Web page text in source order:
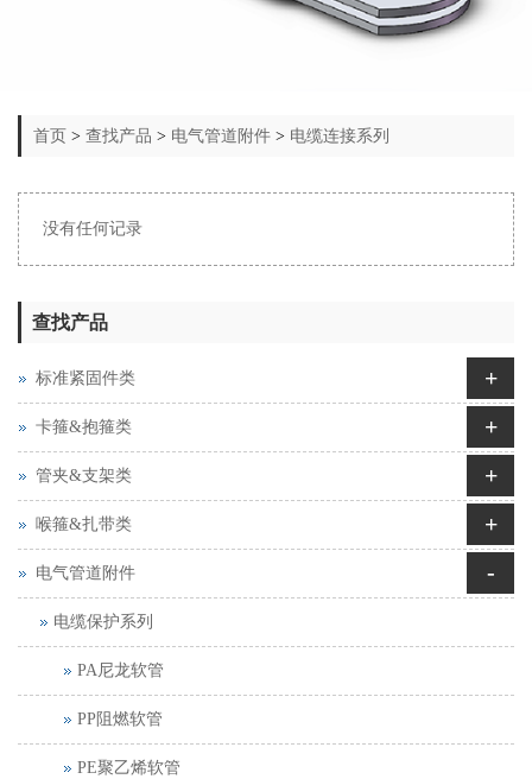
首页 > 查找产品 > 电气管道附件 > 电缆连接系列
没有任何记录
查找产品
标准紧固件类 +
卡箍&抱箍类 +
管夹&支架类 +
喉箍&扎带类 +
电气管道附件 -
电缆保护系列
PA尼龙软管
PP阻燃软管
PE聚乙烯软管